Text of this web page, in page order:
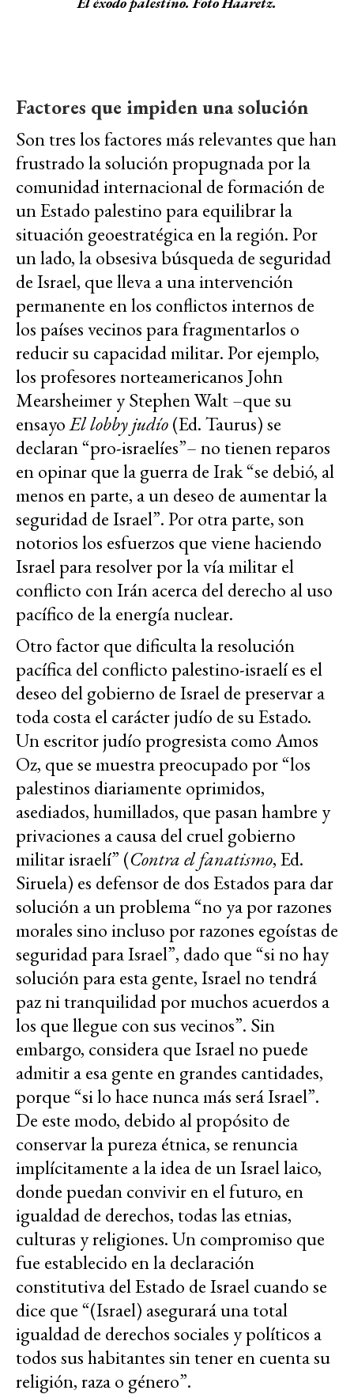
Factores que impiden una solución
Son tres los factores más relevantes que han
frustrado la solución propugnada por la
comunidad internacional de formación de
un Estado palestino para equilibrar la
situación geoestratégica en la región. Por
un lado, la obsesiva búsqueda de seguridad
de Israel, que lleva a una intervención
permanente en los conflictos internos de
los países vecinos para fragmentarlos o
reducir su capacidad militar. Por ejemplo,
los profesores norteamericanos John
Mearsheimer y Stephen Walt –que su
ensayoEl lobby judío(Ed. Taurus) se
declaran “pro-israelíes”– no tienen reparos
en opinar que la guerra de Irak “se debió, al
menos en parte, a un deseo de aumentar la
seguridad de Israel”. Por otra parte, son
notorios los esfuerzos que viene haciendo
Israel para resolver por la vía militar el
conflicto con Irán acerca del derecho al uso
pacífico de la energía nuclear.
Otro factor que dificulta la resolución
pacífica del conflicto palestino-israelí es el
deseo del gobierno de Israel de preservar a
toda costa el carácter judío de su Estado.
Un escritor judío progresista como Amos
Oz, que se muestra preocupado por “los
palestinos diariamente oprimidos,
asediados, humillados, que pasan hambre y
privaciones a causa del cruel gobierno
militar israelí” (Contra el fanatismo, Ed.
Siruela) es defensor de dos Estados para dar
solución a un problema “no ya por razones
morales sino incluso por razones egoístas de
seguridad para Israel”, dado que “si no hay
solución para esta gente, Israel no tendrá
paz ni tranquilidad por muchos acuerdos a
los que llegue con sus vecinos”. Sin
embargo, considera que Israel no puede
admitir a esa gente en grandes cantidades,
porque “si lo hace nunca más será Israel”.
De este modo, debido al propósito de
conservar la pureza étnica, se renuncia
implícitamente a la idea de un Israel laico,
donde puedan convivir en el futuro, en
igualdad de derechos, todas las etnias,
culturas y religiones. Un compromiso que
fue establecido en la declaración
constitutiva del Estado de Israel cuando se
dice que “(Israel) asegurará una total
igualdad de derechos sociales y políticos a
todos sus habitantes sin tener en cuenta su
religión, raza o género”.